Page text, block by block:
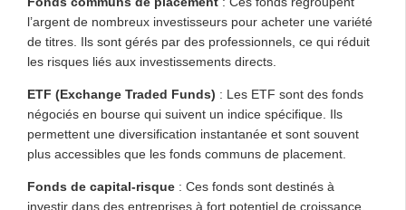
l’argent de nombreux investisseurs pour acheter une variété
de titres. Ils sont gérés par des professionnels, ce qui réduit
les risques liés aux investissements directs.
ETF (Exchange Traded Funds) : Les ETF sont des fonds
négociés en bourse qui suivent un indice spécifique. Ils
permettent une diversification instantanée et sont souvent
plus accessibles que les fonds communs de placement.
Fonds de capital-risque : Ces fonds sont destinés à
investir dans des entreprises à fort potentiel de croissance.